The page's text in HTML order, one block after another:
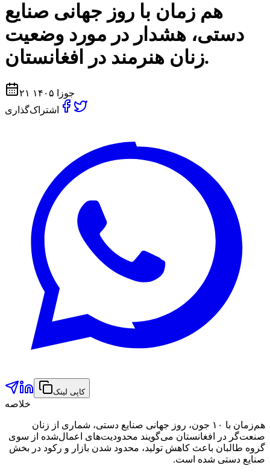
هم زمان با روز جهانى صنايع
دستى، هشدار در مورد وضعيت
زنان هنرمند در افغانستان.
۲۱ جوزا ۱۴۰۵
اشتراک‌گذاری
کاپی لینک
خلاصه
هم‌زمان با ۱۰ جون، روز جهانی صنایع دستی، شماری از زنان
صنعت‌گر در افغانستان می‌گویند محدودیت‌های اعمال‌شده از سوی
گروه طالبان باعث کاهش تولید، محدود شدن بازار و رکود در بخش
صنایع دستی شده است.